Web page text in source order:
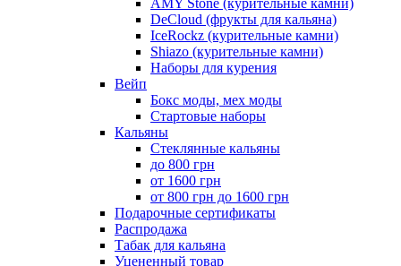
AMY Stone (курительные камни)
DeCloud (фрукты для кальяна)
IceRockz (курительные камни)
Shiazo (курительные камни)
Наборы для курения
Вейп
Бокс моды, мех моды
Стартовые наборы
Кальяны
Стеклянные кальяны
до 800 грн
от 1600 грн
от 800 грн до 1600 грн
Подарочные сертификаты
Распродажа
Табак для кальяна
Уцененный товар